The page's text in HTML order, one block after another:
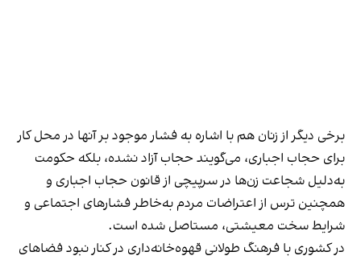
برخی دیگر از زنان هم با اشاره به فشار موجود بر آنها در محل کار
برای حجاب اجباری، می‌گویند حجاب آزاد نشده، بلکه حکومت
به‌دلیل شجاعت زن‌ها در سرپیچی از قانون حجاب اجباری و
همچنین ترس از اعتراضات مردم به‌خاطر فشارهای اجتماعی و
شرایط سخت معیشتی، مستاصل شده است.
در کشوری با فرهنگ طولانی قهوه‌‌خانه‌داری در کنار نبود فضاهای